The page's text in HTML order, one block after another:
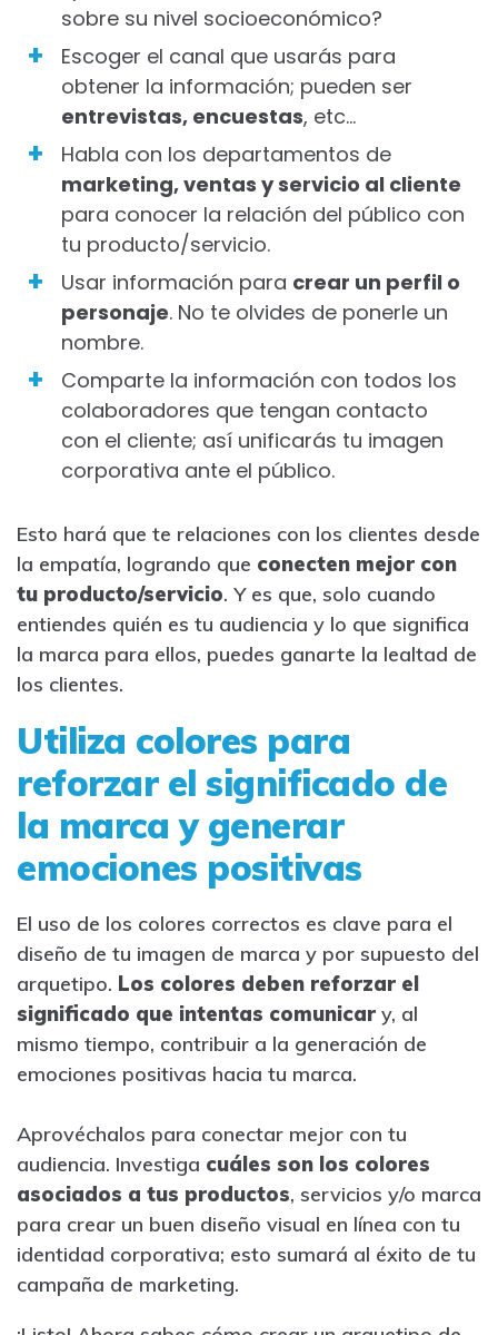
sobre su nivel socioeconómico?
Escoger el canal que usarás para
obtener la información; pueden ser
entrevistas, encuestas, etc…
Habla con los departamentos de
marketing, ventas y servicio al cliente
para conocer la relación del público con
tu producto/servicio.
Usar información para crear un perfil o
personaje. No te olvides de ponerle un
nombre.
Comparte la información con todos los
colaboradores que tengan contacto
con el cliente; así unificarás tu imagen
corporativa ante el público.
Esto hará que te relaciones con los clientes desde
la empatía, logrando que conecten mejor con
tu producto/servicio. Y es que, solo cuando
entiendes quién es tu audiencia y lo que significa
la marca para ellos, puedes ganarte la lealtad de
los clientes.
Utiliza colores para
reforzar el significado de
la marca y generar
emociones positivas
El uso de los colores correctos es clave para el
diseño de tu imagen de marca y por supuesto del
arquetipo. Los colores deben reforzar el
significado que intentas comunicar y, al
mismo tiempo, contribuir a la generación de
emociones positivas hacia tu marca.
Aprovéchalos para conectar mejor con tu
audiencia. Investiga cuáles son los colores
asociados a tus productos, servicios y/o marca
para crear un buen diseño visual en línea con tu
identidad corporativa; esto sumará al éxito de tu
campaña de marketing.